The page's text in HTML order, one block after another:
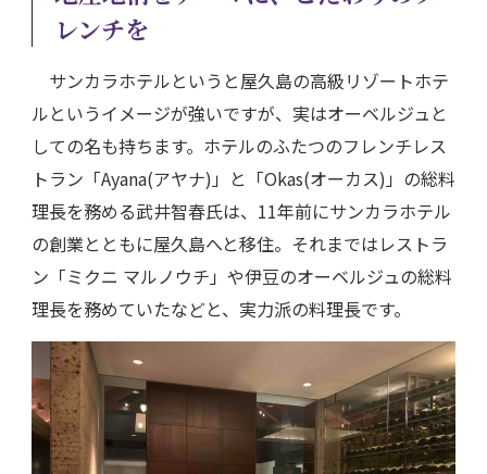
レンチを
サンカラホテルというと屋久島の高級リゾートホテ
ルというイメージが強いですが、実はオーベルジュと
しての名も持ちます。ホテルのふたつのフレンチレス
トラン「Ayana(アヤナ)」と「Okas(オーカス)」の総料
理長を務める武井智春氏は、11年前にサンカラホテル
の創業とともに屋久島へと移住。それまではレストラ
ン「ミクニ マルノウチ」や伊豆のオーベルジュの総料
理長を務めていたなどと、実力派の料理長です。